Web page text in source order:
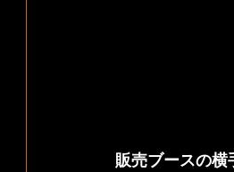
販売ブースの横